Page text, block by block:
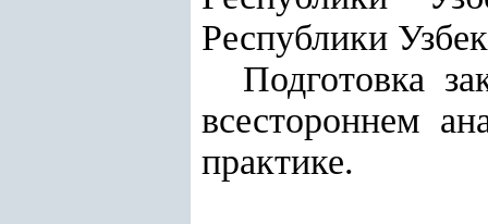
Республики
Подготовка
всестороннем
практике.